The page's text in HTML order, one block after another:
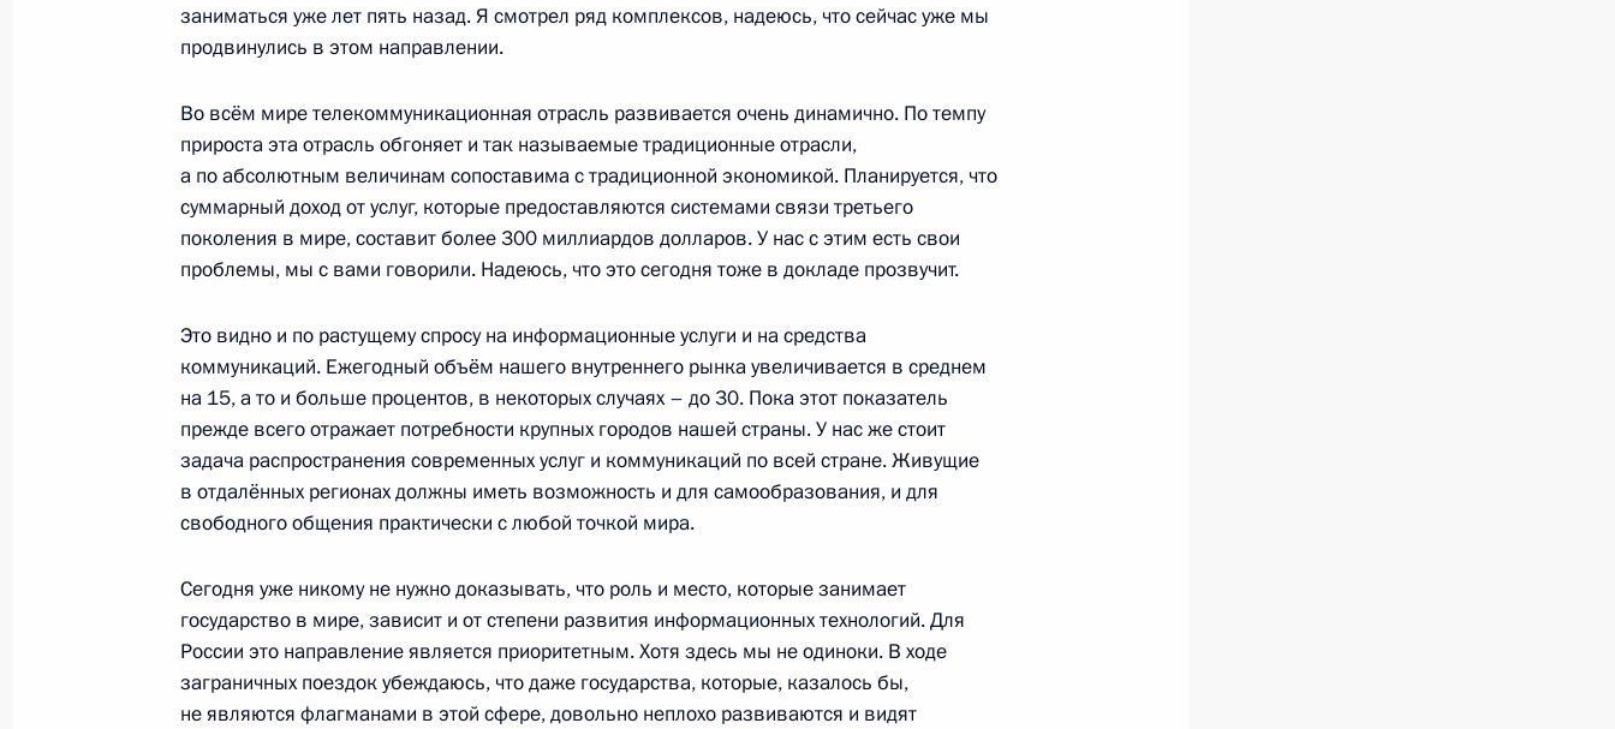
Стенографический отчёт о заседании Комиссии
России
13 мая 2010 года, 17:00 Московская область, Горки
Рабочая встреча с губернатором Магаданской области
13 мая 2010 года, 16:00 Московская область, Горки
Встреча с директором ФСБ Александром Бортниковым,
председателем Следственного комитета при прокуратуре
Александром Бастрыкиным, Секретарём Совета Безопасности
13 мая 2010 года, 14:30 Московская область, Горки
12 мая 2010 года, среда
заниматься уже лет пять назад. Я смотрел ряд комплексов, надеюсь, что сейчас уже мы
продвинулись в этом направлении.
Во всём мире телекоммуникационная отрасль развивается очень динамично. По темпу
прироста эта отрасль обгоняет и так называемые традиционные отрасли,
а по абсолютным величинам сопоставима с традиционной экономикой. Планируется, что
суммарный доход от услуг, которые предоставляются системами связи третьего
поколения в мире, составит более 300 миллиардов долларов. У нас с этим есть свои
проблемы, мы с вами говорили. Надеюсь, что это сегодня тоже в докладе прозвучит.
Это видно и по растущему спросу на информационные услуги и на средства
коммуникаций. Ежегодный объём нашего внутреннего рынка увеличивается в среднем
на 15, а то и больше процентов, в некоторых случаях – до 30. Пока этот показатель
прежде всего отражает потребности крупных городов нашей страны. У нас же стоит
задача распространения современных услуг и коммуникаций по всей стране. Живущие
в отдалённых регионах должны иметь возможность и для самообразования, и для
свободного общения практически с любой точкой мира.
Сегодня уже никому не нужно доказывать, что роль и место, которые занимает
государство в мире, зависит и от степени развития информационных технологий. Для
России это направление является приоритетным. Хотя здесь мы не одиноки. В ходе
заграничных поездок убеждаюсь, что даже государства, которые, казалось бы,
не являются флагманами в этой сфере, довольно неплохо развиваются и видят